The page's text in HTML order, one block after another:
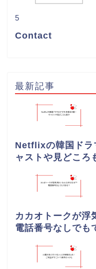
5
Contact
最新記事
Netflixの韓国ドラ
ャストや見どころ
カカオトークが浮
電話番号なしでも